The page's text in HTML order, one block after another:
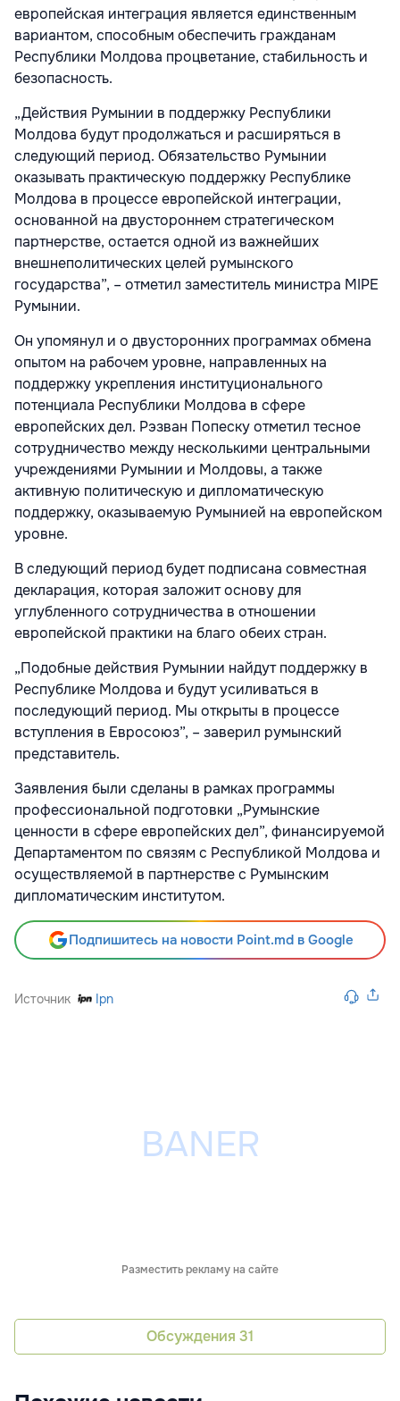
европейская интеграция является единственным
вариантом, способным обеспечить гражданам
Республики Молдова процветание, стабильность и
безопасность.
„Действия Румынии в поддержку Республики
Молдова будут продолжаться и расширяться в
следующий период. Обязательство Румынии
оказывать практическую поддержку Республике
Молдова в процессе европейской интеграции,
основанной на двустороннем стратегическом
партнерстве, остается одной из важнейших
внешнеполитических целей румынского
государства”, – отметил заместитель министра MIPE
Румынии.
Он упомянул и о двусторонних программах обмена
опытом на рабочем уровне, направленных на
поддержку укрепления институционального
потенциала Республики Молдова в сфере
европейских дел. Рэзван Попеску отметил тесное
сотрудничество между несколькими центральными
учреждениями Румынии и Молдовы, а также
активную политическую и дипломатическую
поддержку, оказываемую Румынией на европейском
уровне.
В следующий период будет подписана совместная
декларация, которая заложит основу для
углубленного сотрудничества в отношении
европейской практики на благо обеих стран.
„Подобные действия Румынии найдут поддержку в
Республике Молдова и будут усиливаться в
последующий период. Мы открыты в процессе
вступления в Евросоюз”, – заверил румынский
представитель.
Заявления были сделаны в рамках программы
профессиональной подготовки „Румынские
ценности в сфере европейских дел”, финансируемой
Департаментом по связям с Республикой Молдова и
осуществляемой в партнерстве с Румынским
дипломатическим институтом.
Подпишитесь на новости Point.md в Google
Источник Ipn
Разместить рекламу на сайте
Обсуждения 31